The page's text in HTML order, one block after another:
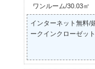
ワンルーム/30.03㎡
インターネット無料/
ークインクローゼッ